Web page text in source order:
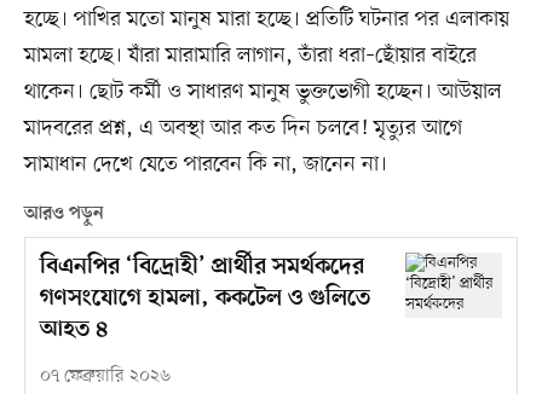
হচ্ছে। পাখির মতো মানুষ মারা হচ্ছে। প্রতিটি ঘটনার পর এলাকায়
মামলা হচ্ছে। যাঁরা মারামারি লাগান, তাঁরা ধরা–ছোঁয়ার বাইরে
থাকেন। ছোট কর্মী ও সাধারণ মানুষ ভুক্তভোগী হচ্ছেন। আউয়াল
মাদবরের প্রশ্ন, এ অবস্থা আর কত দিন চলবে! মৃত্যুর আগে
সামাধান দেখে যেতে পারবেন কি না, জানেন না।
আরও পড়ুন
বিএনপির ‘বিদ্রোহী’ প্রার্থীর সমর্থকদের
গণসংযোগে হামলা, ককটেল ও গুলিতে
আহত ৪
০৭ ফেব্রুয়ারি ২০২৬